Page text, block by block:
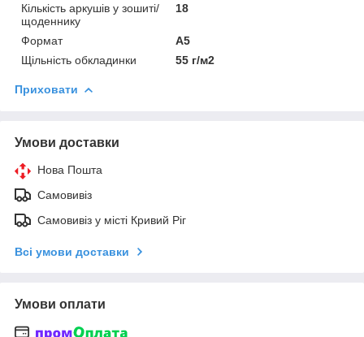
Кількість аркушів у зошиті/
щоденнику
18
Формат
A5
Щільність обкладинки
55 г/м2
Приховати
Умови доставки
Нова Пошта
Самовивіз
Самовивіз у місті Кривий Ріг
Всі умови доставки
Умови оплати